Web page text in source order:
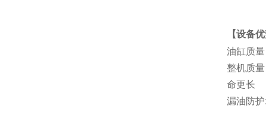
【设备
油缸质
整机质
命更长
漏油防